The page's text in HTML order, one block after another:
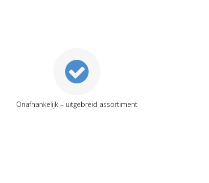
Onafhankelijk – uitgebreid assortiment